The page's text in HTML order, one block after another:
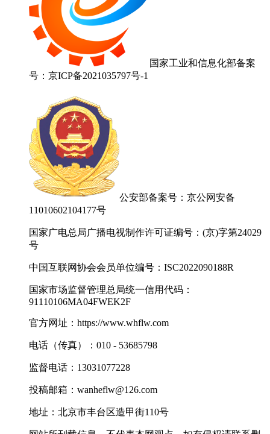
国家工业和信息化部备案
号：京ICP备2021035797号-1
公安部备案号：京公网安备
11010602104177号
国家广电总局广播电视制作许可证编号：(京)字第24029
号
中国互联网协会会员单位编号：ISC2022090188R
国家市场监督管理总局统一信用代码：
91110106MA04FWEK2F
官方网址：https://www.whflw.com
电话（传真）：010 - 53685798
监督电话：13031077228
投稿邮箱：wanheflw@126.com
地址：北京市丰台区造甲街110号